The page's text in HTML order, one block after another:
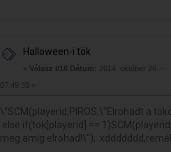
Halloween-i tök
« Válasz #16 Dátum: 2014. október 26. -
07:49:35 »
\"SCM(playerid,PIROS,\"Elrohadt a
else if(tok[playerid] ==
meg amíg elrohad!\");